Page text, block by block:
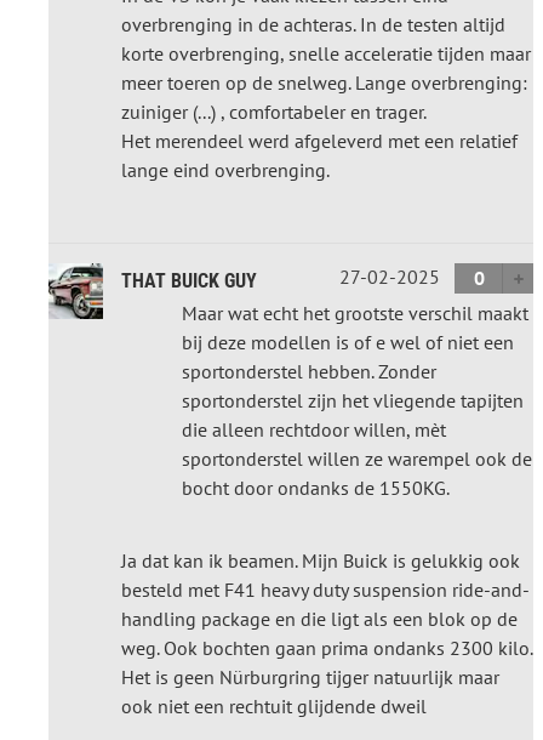
overbrenging in de achteras. In de testen altijd
korte overbrenging, snelle acceleratie tijden maar
meer toeren op de snelweg. Lange overbrenging:
zuiniger (...) , comfortabeler en trager.
Het merendeel werd afgeleverd met een relatief
lange eind overbrenging.
THAT BUICK GUY 27-02-2025
0
Maar wat echt het grootste verschil maakt
bij deze modellen is of e wel of niet een
sportonderstel hebben. Zonder
sportonderstel zijn het vliegende tapijten
die alleen rechtdoor willen, mèt
sportonderstel willen ze warempel ook de
bocht door ondanks de 1550KG.
Ja dat kan ik beamen. Mijn Buick is gelukkig ook
besteld met F41 heavy duty suspension ride-and-
handling package en die ligt als een blok op de
weg. Ook bochten gaan prima ondanks 2300 kilo.
Het is geen Nürburgring tijger natuurlijk maar
ook niet een rechtuit glijdende dweil